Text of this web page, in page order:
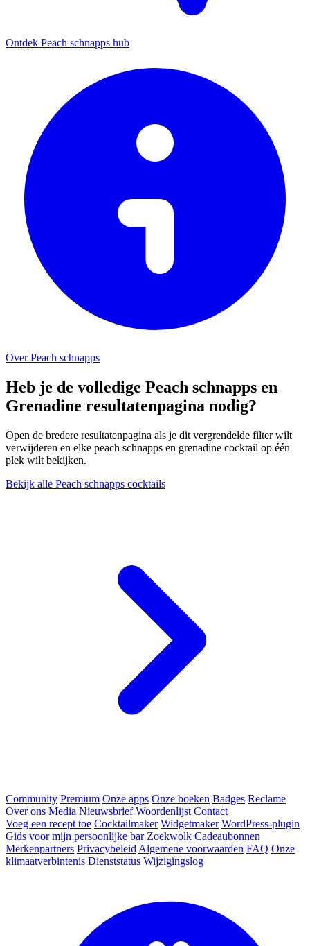
Ontdek Peach schnapps hub
Over Peach schnapps
Heb je de volledige Peach schnapps en
Grenadine resultatenpagina nodig?
Open de bredere resultatenpagina als je dit vergrendelde filter wilt
verwijderen en elke peach schnapps en grenadine cocktail op één
plek wilt bekijken.
Bekijk alle Peach schnapps cocktails
Community Premium Onze apps Onze boeken Badges Reclame
Over ons Media Nieuwsbrief Woordenlijst Contact
Voeg een recept toe Cocktailmaker Widgetmaker WordPress-plugin
Gids voor mijn persoonlijke bar Zoekwolk Cadeaubonnen
Merkenpartners Privacybeleid Algemene voorwaarden FAQ Onze
klimaatverbintenis Dienststatus Wijzigingslog